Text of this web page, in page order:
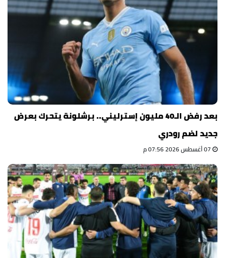
بعد رفض الـ40 مليون إسترليني.. برشلونة يتحرك بعرض
جديد لضم رودري